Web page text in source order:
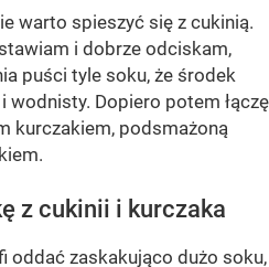
warto spieszyć się z cukinią.
i dobrze odciskam,
puści tyle soku, że środek
wodnisty. Dopiero potem łączę
kurczakiem, podsmażoną
z cukinii i kurczaka
oddać zaskakująco dużo soku,